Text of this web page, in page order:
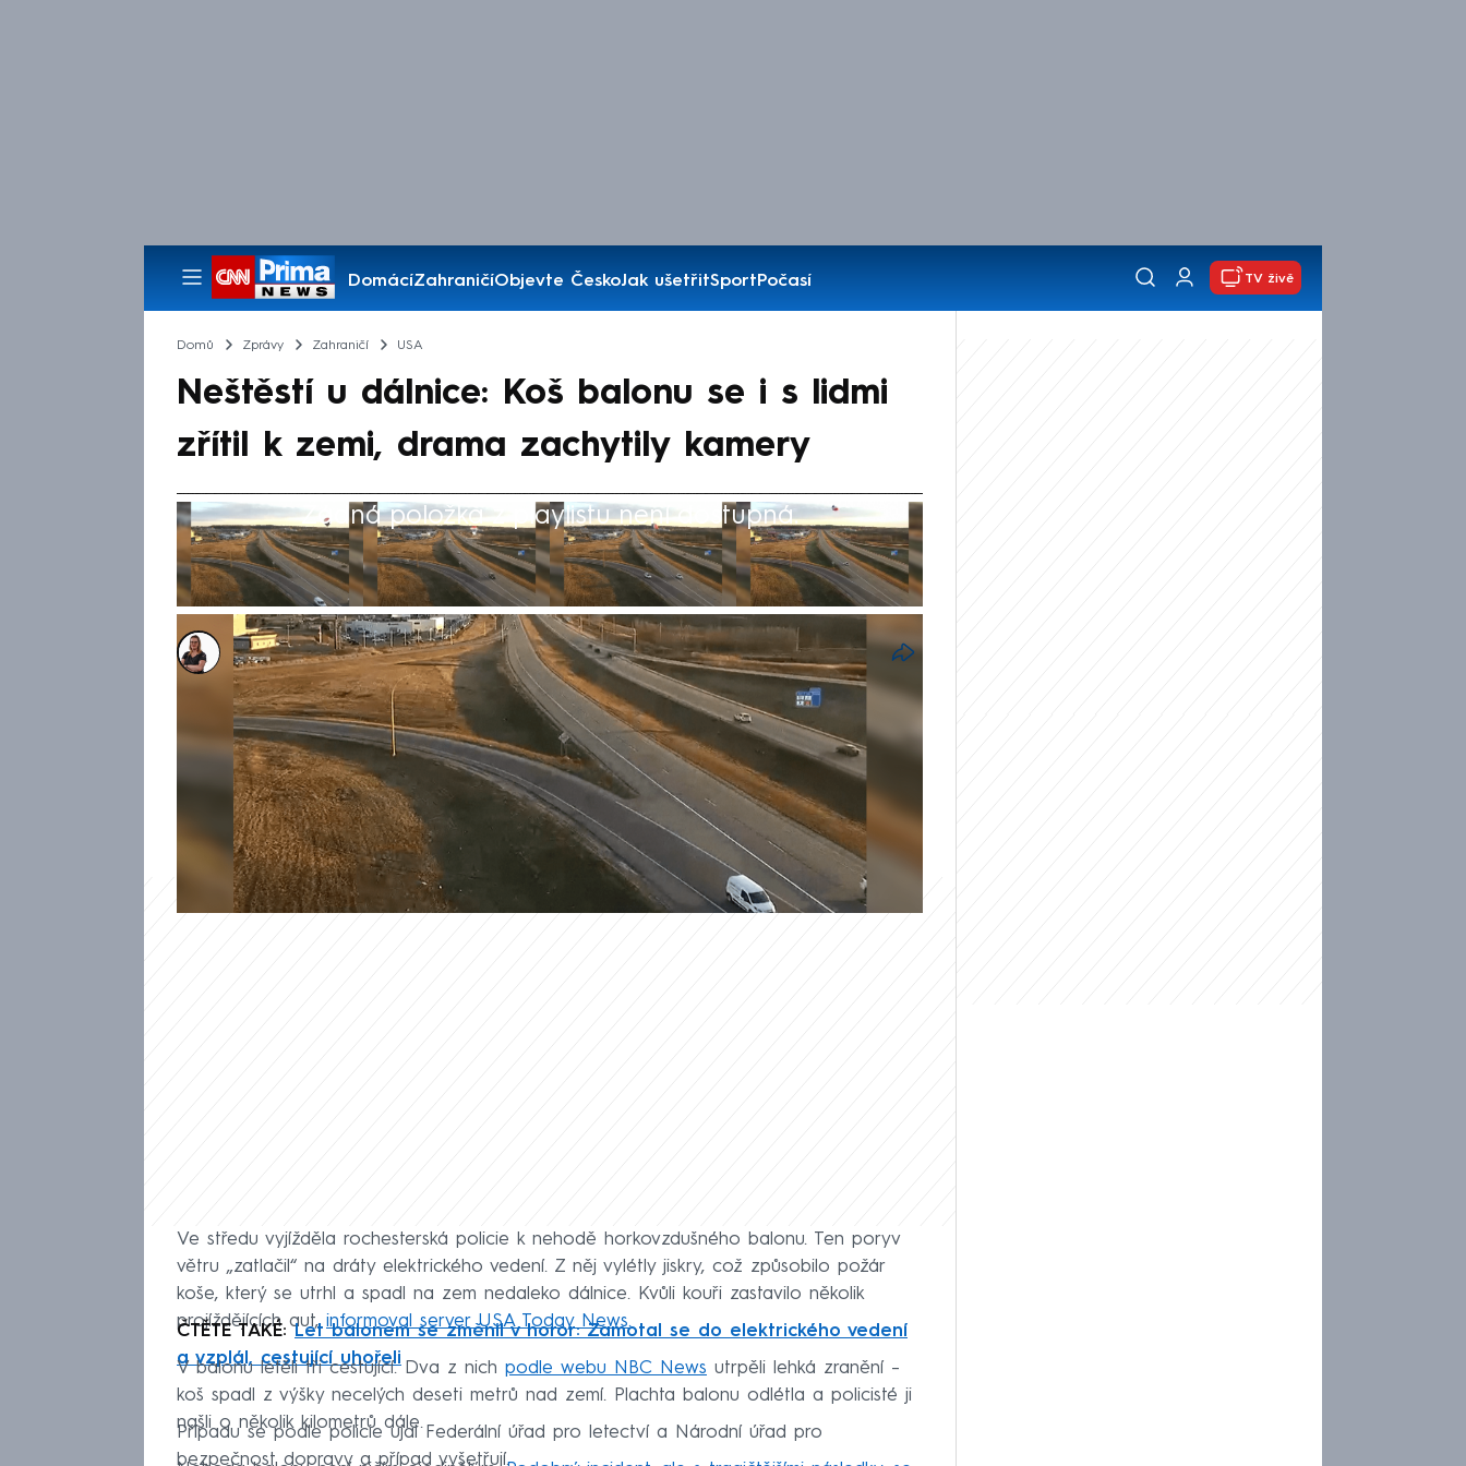
DomácíZahraničíObjevte ČeskoJak ušetřitSportPočasí
Pořady
TV živě
Domů Zprávy Zahraničí USA
Neštěstí u dálnice: Koš balonu se i s lidmi
zřítil k zemi, drama zachytily kamery
Žádná položka z playlistu není dostupná.
Eliška Votrubová
24. bře 2024, 09:02
U dálnice v Rochesteru v americké Minnesotě došlo k hrozivě vypadající
nehodě. Záběry, které natočily kamery tamního ministerstva dopravy,
zachytily horkovzdušný balon, který se při klesání několik metrů nad
zemí zapletl do elektrického vedení. Poté se utrhl koš a i s posádkou
spadl na zem.
Ve středu vyjížděla rochesterská policie k nehodě horkovzdušného balonu. Ten poryv
větru „zatlačil“ na dráty elektrického vedení. Z něj vylétly jiskry, což způsobilo požár
koše, který se utrhl a spadl na zem nedaleko dálnice. Kvůli kouři zastavilo několik
projíždějících aut,informoval server USA Today News.
ČTĚTE TAKÉ:Let balonem se změnil v horor: Zamotal se do elektrického vedení
a vzplál, cestující uhořeli
V balonu letěli tři cestující. Dva z nich podle webu NBC News utrpěli lehká zranění –
koš spadl z výšky necelých deseti metrů nad zemí. Plachta balonu odlétla a policisté ji
našli o několik kilometrů dále.
Případu se podle policie ujal Federální úřad pro letectví a Národní úřad pro
bezpečnost dopravy a případ vyšetřují.